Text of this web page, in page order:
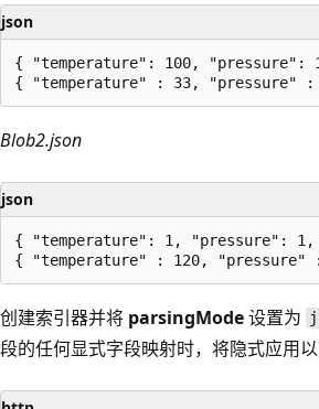
json
{ "temperature": 100, "pressure":
Blob2.json
json
{ "temperature": 1, "pressure": 1,
创建索引器并将 parsingMode设置为
段的任何显式字段映射时，将隐式应用以